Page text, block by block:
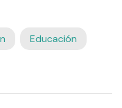
Educación